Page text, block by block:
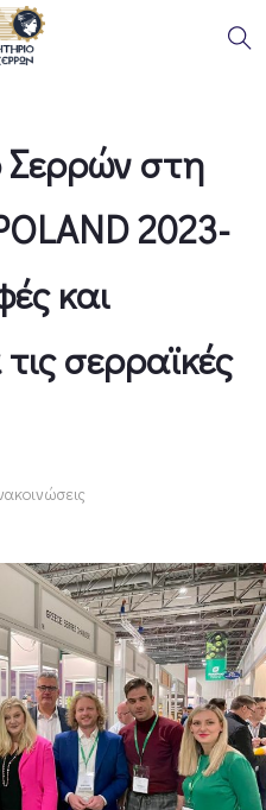
Σερρών στη
2023-
και
σερραϊκές